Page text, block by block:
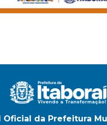
Oficial da Prefeitura